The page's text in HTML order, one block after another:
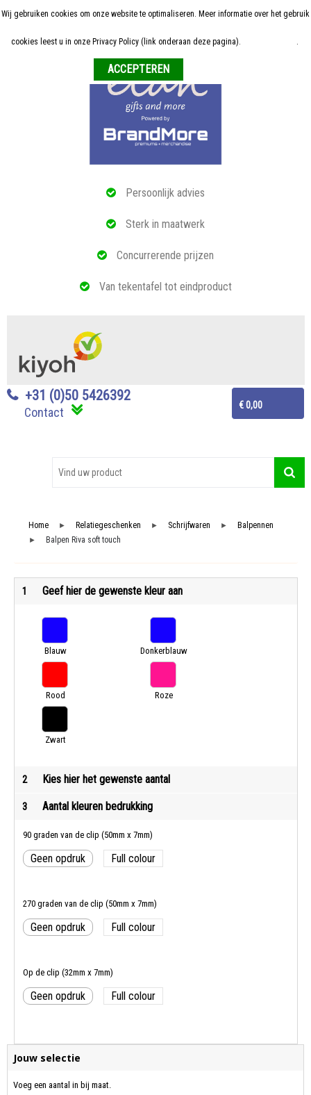
Persoonlijk advies
Sterk in maatwerk
Concurrerende prijzen
Van tekentafel tot eindproduct
€ 0,00
+31 (0)50 5426392
Contact
Home
ALLE RELATIEGESCHENKEN
Home ► Relatiegeschenken ► Schrijfwaren ► Balpennen
► Balpen Riva soft touch
1 Geef hier de gewenste kleur aan
Blauw Donkerblauw
Rood Roze
Zwart
2 Kies hier het gewenste aantal
3 Aantal kleuren bedrukking
90 graden van de clip (50mm x 7mm)
Geen opdruk Full colour
270 graden van de clip (50mm x 7mm)
Geen opdruk Full colour
Op de clip (32mm x 7mm)
Geen opdruk Full colour
Jouw selectie
Voeg een aantal in bij maat.
Wij gebruiken cookies om onze website te optimaliseren. Meer informatie over het gebruik
cookies leest u in onze Privacy Policy (link onderaan deze pagina). .